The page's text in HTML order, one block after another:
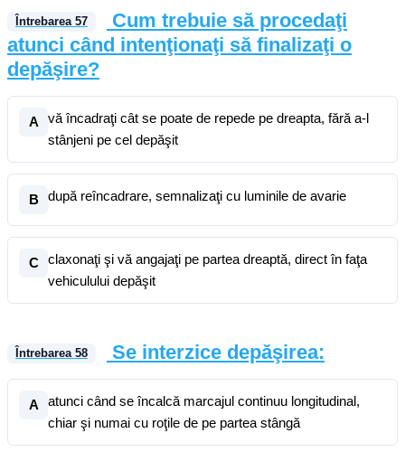
Întrebarea 57
Cum trebuie să procedaţi
atunci când intenţionaţi să finalizaţi o
depăşire?
A
vă încadraţi cât se poate de repede pe dreapta, fără a-l
stânjeni pe cel depăşit
B după reîncadrare, semnalizaţi cu luminile de avarie
C
claxonaţi şi vă angajaţi pe partea dreaptă, direct în faţa
vehiculului depăşit
Întrebarea 58 Se interzice depăşirea:
A
atunci când se încalcă marcajul continuu longitudinal,
chiar şi numai cu roţile de pe partea stângă